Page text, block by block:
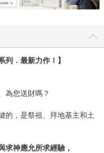
列．最新力作！】
為您送財嗎？
的，是祭祖、拜地基主和土
求神應允所求經驗，